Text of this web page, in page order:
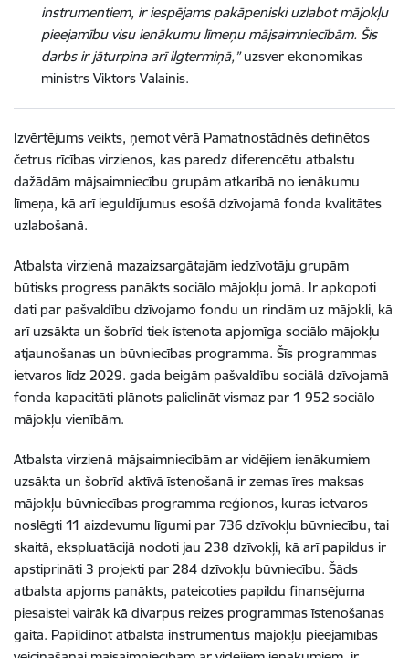
instrumentiem, ir iespējams pakāpeniski uzlabot mājokļu
pieejamību visu ienākumu līmeņu mājsaimniecībām. Šis
darbs ir jāturpina arī ilgtermiņā,” uzsver ekonomikas
ministrs Viktors Valainis.
Izvērtējums veikts, ņemot vērā Pamatnostādnēs definētos
četrus rīcības virzienos, kas paredz diferencētu atbalstu
dažādām mājsaimniecību grupām atkarībā no ienākumu
līmeņa, kā arī ieguldījumus esošā dzīvojamā fonda kvalitātes
uzlabošanā.
Atbalsta virzienā mazaizsargātajām iedzīvotāju grupām
būtisks progress panākts sociālo mājokļu jomā. Ir apkopoti
dati par pašvaldību dzīvojamo fondu un rindām uz mājokli, kā
arī uzsākta un šobrīd tiek īstenota apjomīga sociālo mājokļu
atjaunošanas un būvniecības programma. Šīs programmas
ietvaros līdz 2029. gada beigām pašvaldību sociālā dzīvojamā
fonda kapacitāti plānots palielināt vismaz par 1 952 sociālo
mājokļu vienībām.
Atbalsta virzienā mājsaimniecībām ar vidējiem ienākumiem
uzsākta un šobrīd aktīvā īstenošanā ir zemas īres maksas
mājokļu būvniecības programma reģionos, kuras ietvaros
noslēgti 11 aizdevumu līgumi par 736 dzīvokļu būvniecību, tai
skaitā, ekspluatācijā nodoti jau 238 dzīvokļi, kā arī papildus ir
apstiprināti 3 projekti par 284 dzīvokļu būvniecību. Šāds
atbalsta apjoms panākts, pateicoties papildu finansējuma
piesaistei vairāk kā divarpus reizes programmas īstenošanas
gaitā. Papildinot atbalsta instrumentus mājokļu pieejamības